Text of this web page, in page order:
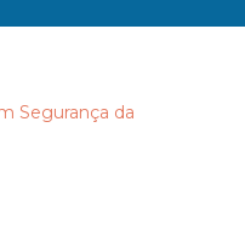
Segurança da